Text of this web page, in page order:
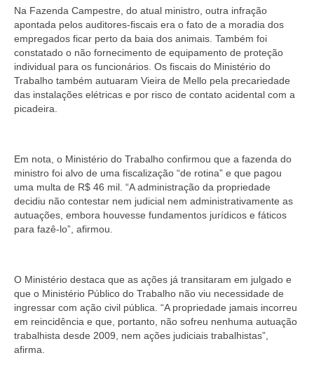
Na Fazenda Campestre, do atual ministro, outra infração
apontada pelos auditores-fiscais era o fato de a moradia dos
empregados ficar perto da baia dos animais. Também foi
constatado o não fornecimento de equipamento de proteção
individual para os funcionários. Os fiscais do Ministério do
Trabalho também autuaram Vieira de Mello pela precariedade
das instalações elétricas e por risco de contato acidental com a
picadeira.
Em nota, o Ministério do Trabalho confirmou que a fazenda do
ministro foi alvo de uma fiscalização “de rotina” e que pagou
uma multa de R$ 46 mil. “A administração da propriedade
decidiu não contestar nem judicial nem administrativamente as
autuações, embora houvesse fundamentos jurídicos e fáticos
para fazê-lo”, afirmou.
O Ministério destaca que as ações já transitaram em julgado e
que o Ministério Público do Trabalho não viu necessidade de
ingressar com ação civil pública. “A propriedade jamais incorreu
em reincidência e que, portanto, não sofreu nenhuma autuação
trabalhista desde 2009, nem ações judiciais trabalhistas”,
afirma.